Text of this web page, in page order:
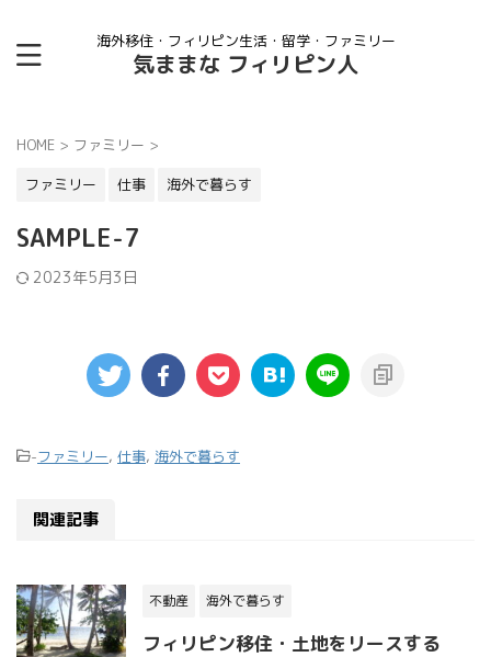
海外移住・フィリピン生活・留学・ファミリー
気ままな フィリピン人
HOME > ファミリー >
ファミリー
仕事 海外で暮らす
SAMPLE-7
2023年5月3日
-ファミリー, 仕事, 海外で暮らす
関連記事
不動産 海外で暮らす
フィリピン移住・土地をリースする